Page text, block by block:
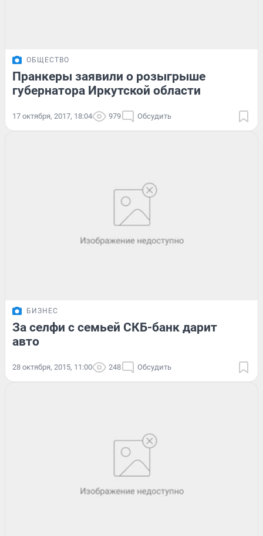
ОБЩЕСТВО
Пранкеры заявили о розыгрыше
губернатора Иркутской области
17 октября, 2017, 18:04 979 Обсудить
БИЗНЕС
За селфи с семьей СКБ-банк дарит
авто
28 октября, 2015, 11:00 248 Обсудить